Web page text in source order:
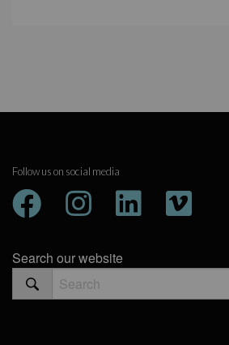
Follow us on social media
Search our website